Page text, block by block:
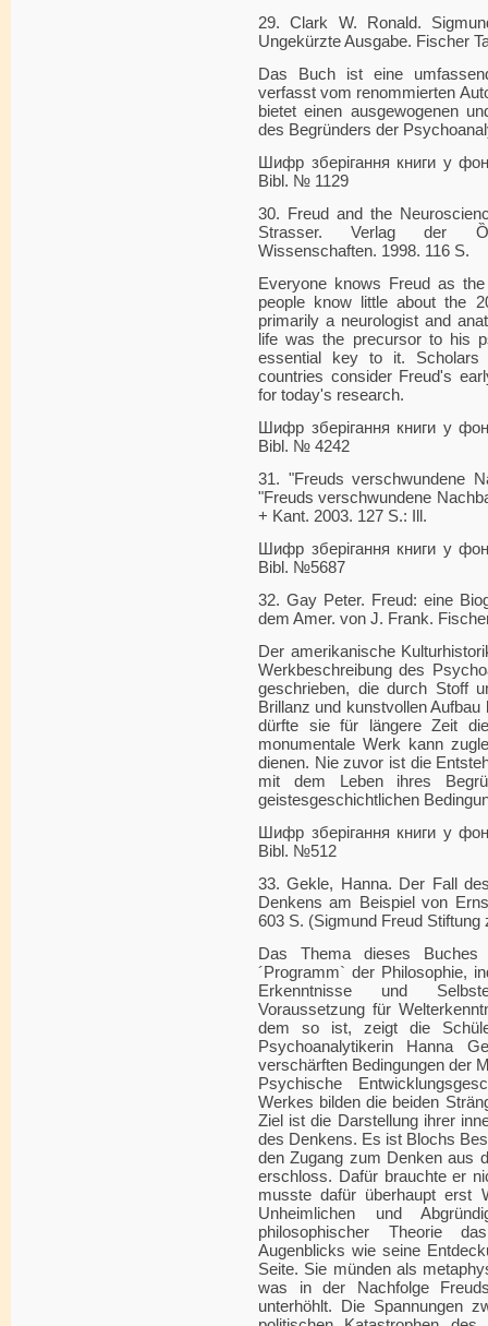
29. Clark W. Ronald.
Ungekürzte Ausgabe. Fischer
Das Buch ist eine
verfasst vom renommierten
bietet einen ausgewogenen
des Begründers der
Шифр зберігання книги у
Bibl. № 1129
30. Freud and the
Strasser. Verlag der
Wissenschaften. 1998. 116 S.
Everyone knows Freud as
people know little about the
primarily a neurologist and
life was the precursor to his
essential key to it.
countries consider Freud's
for today's research.
Шифр зберігання книги у
Bibl. № 4242
31. "Freuds verschwundene
"Freuds verschwundene
+ Kant. 2003. 127 S.: Ill.
Шифр зберігання книги у
Bibl. №5687
32. Gay Peter. Freud: eine
dem Amer. von J. Frank.
Der amerikanische
Werkbeschreibung des
geschrieben, die durch Stoff
Brillanz und kunstvollen
dürfte sie für längere Zeit
monumentale Werk kann
dienen. Nie zuvor ist die
mit dem Leben ihres
geistesgeschichtlichen
Шифр зберігання книги у
Bibl. №512
33. Gekle, Hanna. Der Fall
Denkens am Beispiel von
603 S. (Sigmund Freud
Das Thema dieses
´Programm` der Philosophie,
Erkenntnisse und
Voraussetzung für
dem so ist, zeigt die
Psychoanalytikerin Hanna
verschärften Bedingungen der
Psychische
Werkes bilden die beiden
Ziel ist die Darstellung ihrer
des Denkens. Es ist Blochs
den Zugang zum Denken aus
erschloss. Dafür brauchte er
musste dafür überhaupt erst
Unheimlichen und
philosophischer Theorie
Augenblicks wie seine
Seite. Sie münden als
was in der Nachfolge
unterhöhlt. Die Spannungen